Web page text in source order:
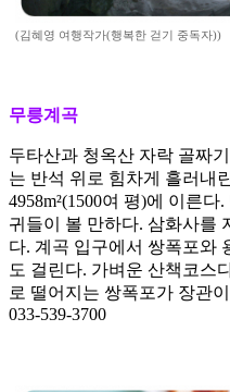
(김혜영 여행작가(행복한 걷기 중독자))
무릉계곡
두타산과 청옥산 자락 골짜
는 반석 위로 힘차게 흘러내
4958m²(1500여 평)에 이른
귀들이 볼 만하다. 삼화사를
다. 계곡 입구에서 쌍폭포와
도 걸린다. 가벼운 산책코스
로 떨어지는 쌍폭포가 장관
033-539-3700